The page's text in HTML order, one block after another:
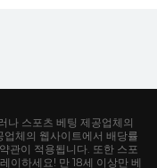
나 스포츠 베팅 제공업체의
체의 웹사이트에서 배당률
관이 적용됩니다. 또한 스포
이하세요! 만 18세 이상만 베